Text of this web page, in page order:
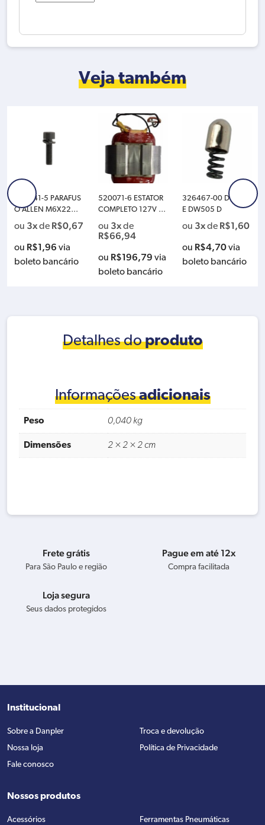
quantidade
Veja também
265541-5 PARAFUS
O ALLEN M6X22MM
ou 3xde R$0,67
ou R$1,96 via
boleto bancário
520071-6 ESTATOR
COMPLETO 127V M
526156-6
ou 3xde
R$66,94
ou R$196,79 via
boleto bancário
326467-00 DETENT
E DW505 D
ou 3xde R$1,60
ou R$4,70via
boleto bancário
Detalhes doproduto
Informaçõesadicionais
Peso 0,040 kg
Dimensões 2 × 2 × 2 cm
Frete grátis
Para São Paulo e região
Pague em até 12x
Compra facilitada
Loja segura
Seus dados protegidos
Institucional
Sobre a Danpler
Nossa loja
Fale conosco
Troca e devolução
Política de Privacidade
Nossos produtos
Acessórios
Ferramentas Pneumáticas